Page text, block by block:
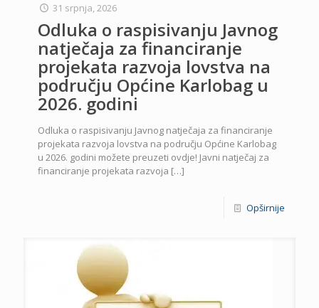
31 srpnja, 2026
Odluka o raspisivanju Javnog
natječaja za financiranje
projekata razvoja lovstva na
području Općine Karlobag u
2026. godini
Odluka o raspisivanju Javnog natječaja za financiranje
projekata razvoja lovstva na području Općine Karlobag
u 2026. godini možete preuzeti ovdje! Javni natječaj za
financiranje projekata razvoja […]
Opširnije